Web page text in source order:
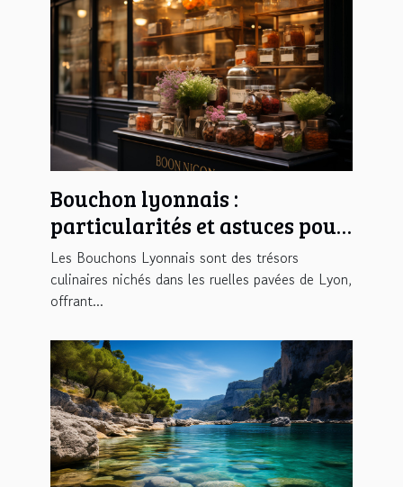
Bouchon lyonnais :
particularités et astuces pour
bien en profiter
Les Bouchons Lyonnais sont des trésors
culinaires nichés dans les ruelles pavées de Lyon,
offrant...